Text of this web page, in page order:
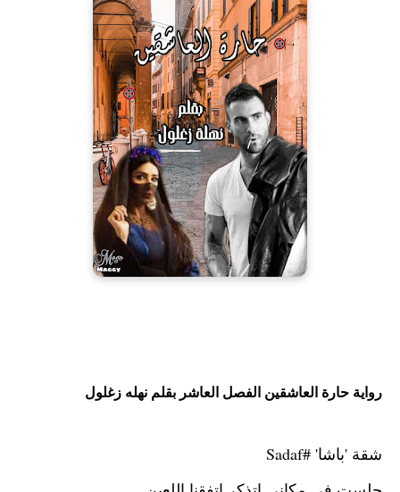
رواية حارة العاشقين الفصل العاشر بقلم نهله زغلول
شقة 'باشا' #Sadaf